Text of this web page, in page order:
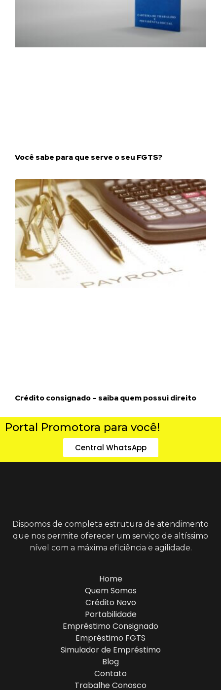
Você sabe para que serve o seu FGTS?
Crédito consignado – saiba quem possui direito
Portal Promotora para você!
Central WhatsApp
Dispomos de completa estrutura de atendimento
que nos permite oferecer um serviço de altíssimo
nível com a máxima eficiência e agilidade.
Home
Quem Somos
Crédito Novo
Portabilidade
Empréstimo Consignado
Empréstimo FGTS
Simulador de Empréstimo
Blog
Contato
Trabalhe Conosco